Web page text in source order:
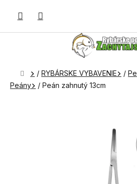
Domov
/ RYBÁRSKE VYBAVENIE /
Peány
/ Peán zahnutý 13cm